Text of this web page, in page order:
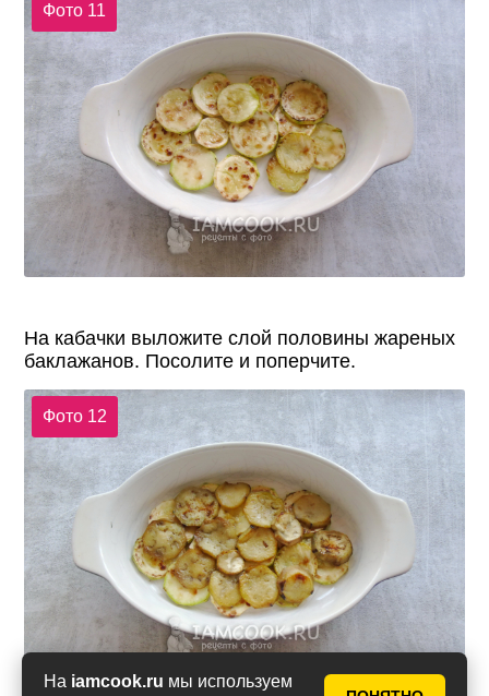
На iamcook.ru мы используем
Фото 11
На кабачки выложите слой половины жареных
баклажанов. Посолите и поперчите.
Фото 12